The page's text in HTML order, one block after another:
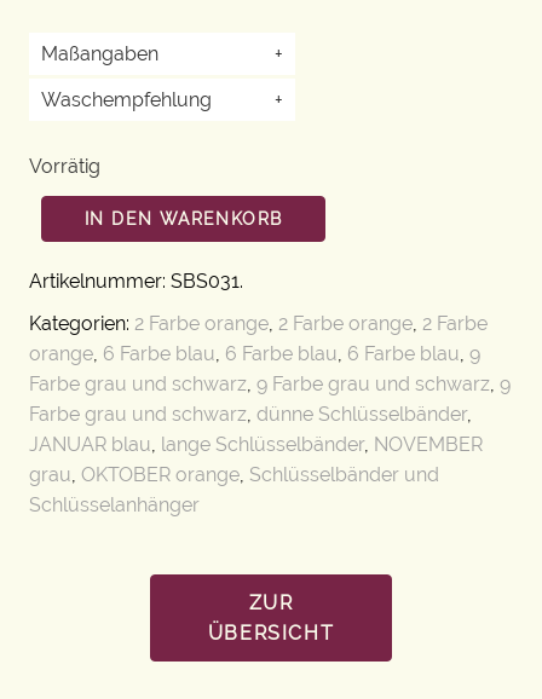
Maßangaben
+
Waschempfehlung
+
Vorrätig
IN DEN WARENKORB
Artikelnummer: SBS031.
Kategorien: 2 Farbe orange, 2 Farbe orange, 2 Farbe
orange, 6 Farbe blau, 6 Farbe blau, 6 Farbe blau, 9
Farbe grau und schwarz, 9 Farbe grau und schwarz, 9
Farbe grau und schwarz, dünne Schlüsselbänder,
JANUAR blau, lange Schlüsselbänder, NOVEMBER
grau, OKTOBER orange, Schlüsselbänder und
Schlüsselanhänger
ZUR
ÜBERSICHT